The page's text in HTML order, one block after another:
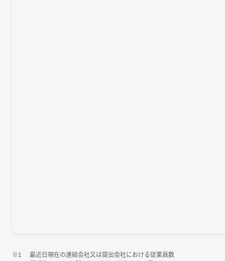
※1
最近日現在の連結会社又は提出会社における従業員数